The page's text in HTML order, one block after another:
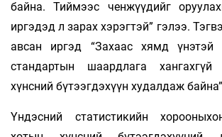
байна. Тиймээс ченжүүдийг
иргэдэд л зарах хэрэгтэй” гэлээ.
авсан иргэд “Захаас хямд үнэтэй
стандартын шаардлага
хүнсний бүтээгдэхүүн худалдаж
Үндэсний статистикийн